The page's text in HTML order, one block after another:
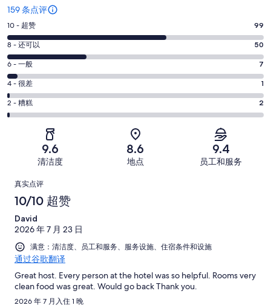
159 条点评
10
分
-
超
赞。
99
条
好
条
点
10 - 超赞 99
8
分
-
还
可
以。
有
159
条
点
评
8 - 还可以 50
6
分
-
一
般。
共
有
条
点
评
6 - 一般 7
4
分
-
评，
共
有
159
条
点
4 - 很差 1
2
分
条
好
评，
共
有
159
条
点
评
2 - 糟糕 2
9.6
清洁度
8.6
地点
9.4
员工和服务
点
评
真实点评
10/10 超赞
David
2026 年 7 月 23 日
满意：清洁度、员工和服务、服务设施、住宿条件和设施
通过谷歌翻译
Great host. Every person at the hotel was so helpful. Rooms very
clean food was great. Would go back Thank you.
2026 年 7 月入住 1 晚